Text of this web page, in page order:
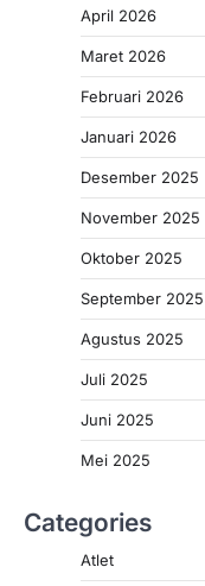
April 2026
Maret 2026
Februari 2026
Januari 2026
Desember 2025
November 2025
Oktober 2025
September 2025
Agustus 2025
Juli 2025
Juni 2025
Mei 2025
Categories
Atlet